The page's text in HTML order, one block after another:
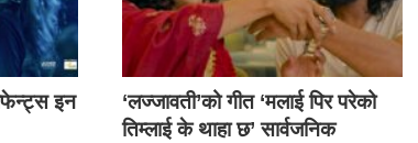
इन
‘लज्जावती’को गीत ‘मलाई पिर परेको
तिम्लाई के थाहा छ’ सार्वजनिक